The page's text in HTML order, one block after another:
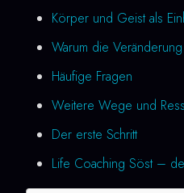
Körper und Geist als
Warum die
Häufige Fragen
Weitere Wege und
Der erste Schritt
Life Coaching Söst –